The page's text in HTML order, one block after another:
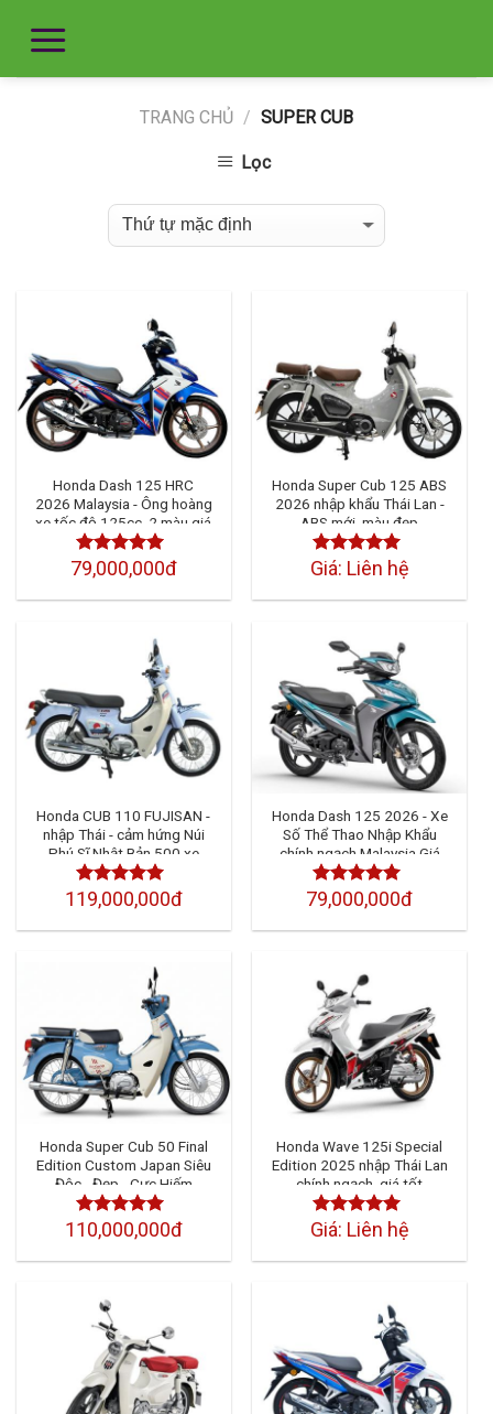
TRANG CHỦ / SUPER CUB
Lọc
Honda Dash 125 HRC
2026 Malaysia - Ông hoàng
xe tốc độ 125cc, 2 màu giá
siêu HOT
Được xếp
sao
79,000,000đ
Honda Super Cub 125 ABS
2026 nhập khẩu Thái Lan -
ABS mới, màu đẹp
Được xếp
sao
Giá: Liên hệ
Honda CUB 110 FUJISAN -
nhập Thái - cảm hứng Núi
Phú Sĩ Nhật Bản 500 xe
toàn cầu
Được xếp
sao
119,000,000đ
Honda Dash 125 2026 - Xe
Số Thể Thao Nhập Khẩu
chính ngạch Malaysia Giá
Tốt
Được xếp
sao
79,000,000đ
Honda Super Cub 50 Final
Edition Custom Japan Siêu
Độc - Đẹp - Cực Hiếm
Được xếp
hạng
4.50
5 sao
110,000,000đ
Honda Wave 125i Special
Edition 2025 nhập Thái Lan
chính ngạch, giá tốt
Được xếp
5
sao
Giá: Liên hệ